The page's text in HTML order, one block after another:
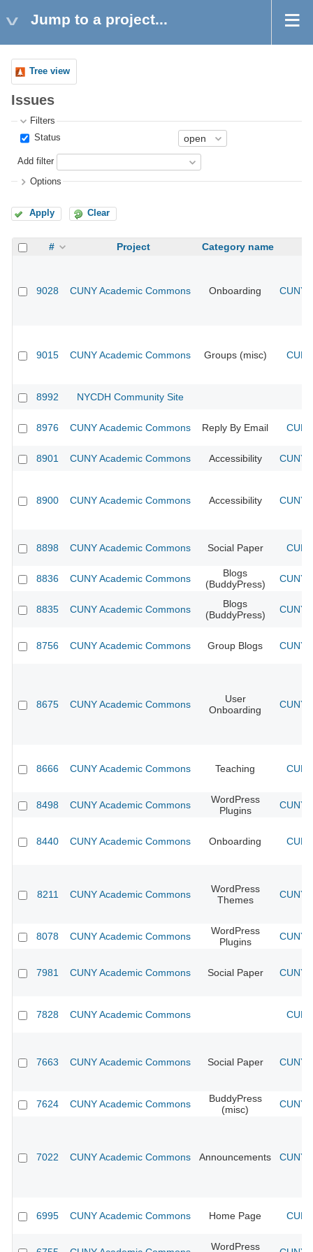
Jump to a project...
Tree view
Issues
Filters
Status
Add filter
Options
Apply Clear
# Project Category name
9028 CUNY Academic Commons Onboarding CUNY
9015 CUNY Academic Commons Groups (misc)
8992 NYCDH Community Site
8976 CUNY Academic Commons Reply By Email
8901 CUNY Academic Commons Accessibility CUNY
8900 CUNY Academic Commons Accessibility CUNY
8898 CUNY Academic Commons Social Paper
8836 CUNY Academic Commons
Blogs
(BuddyPress)
CUNY
8835 CUNY Academic Commons
Blogs
(BuddyPress)
CUNY
8756 CUNY Academic Commons Group Blogs CUNY
8675 CUNY Academic Commons
User
Onboarding
CUNY
8666 CUNY Academic Commons Teaching
8498 CUNY Academic Commons
WordPress
Plugins
CUNY
8440 CUNY Academic Commons Onboarding
8211 CUNY Academic Commons
WordPress
Themes
CUNY
8078 CUNY Academic Commons
WordPress
Plugins
CUNY
7981 CUNY Academic Commons Social Paper CUNY
7828 CUNY Academic Commons
7663 CUNY Academic Commons Social Paper CUNY
7624 CUNY Academic Commons
BuddyPress
(misc)
CUNY
7022 CUNY Academic Commons Announcements CUNY
6995 CUNY Academic Commons Home Page
WordPress